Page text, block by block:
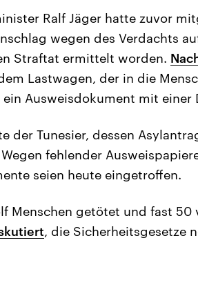
Ralf Jäger hatte zuvor
wegen des Verdachts
Straftat ermittelt worden.
Lastwagen, der in die
Ausweisdokument mit
der Tunesier, dessen
fehlender
seien heute eingetroffen.
Menschen getötet und fast 50
, die Sicherheitsgesetze